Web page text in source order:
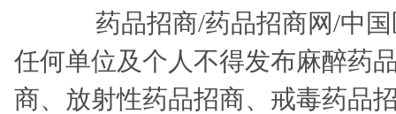
药品招商/药品招商网/中
任何单位及个人不得发布麻醉药
商、放射性药品招商、戒毒药品